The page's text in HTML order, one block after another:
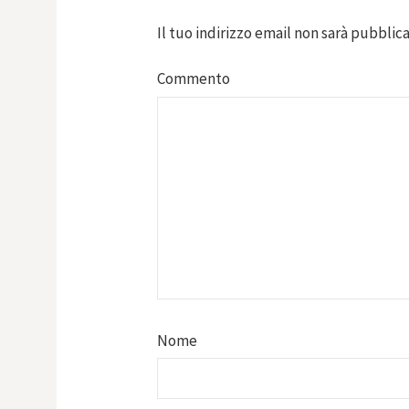
Il tuo indirizzo email non sarà
Commento
Nome